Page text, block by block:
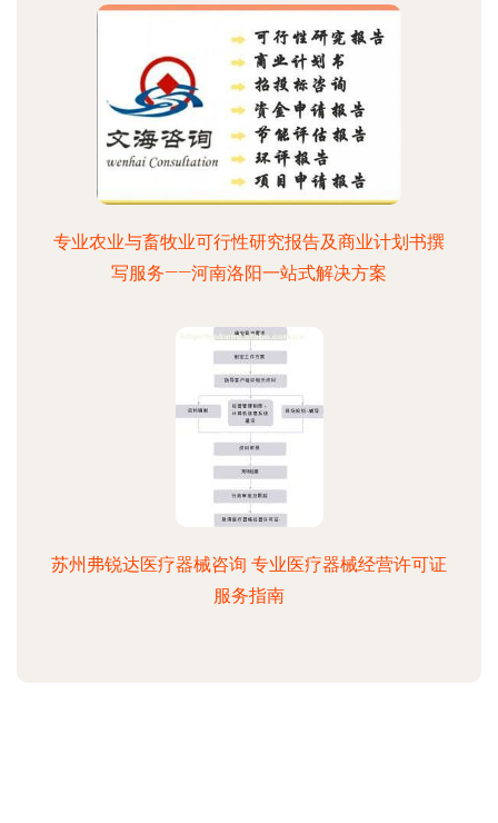
专业农业与畜牧业可行性研究报告及商业计划书撰
写服务——河南洛阳一站式解决方案
苏州弗锐达医疗器械咨询 专业医疗器械经营许可证
服务指南